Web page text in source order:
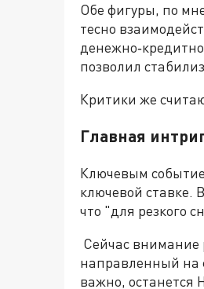
Обе фигуры, по
тесно
позволил
Критики же
Главная
Ключевым
ключевой ставке.
что "для резкого
Сейчас внимание
направленный на
важно, останется